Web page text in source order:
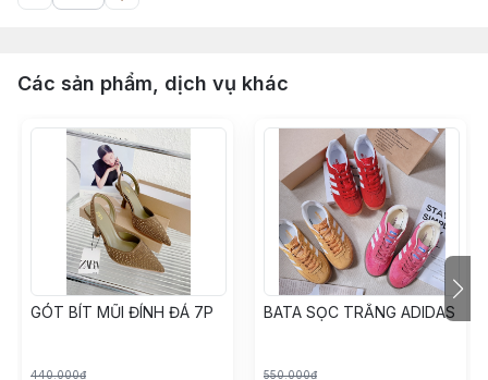
Các sản phẩm, dịch vụ khác
GÓT BÍT MŨI ĐÍNH ĐÁ 7P
440.000đ
BATA SỌC TRẮNG ADIDAS
550.000đ